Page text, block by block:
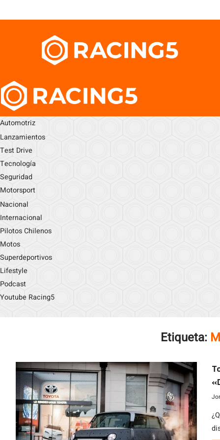
Automotriz
Lanzamientos
Test Drive
Tecnología
Seguridad
Motorsport
Nacional
Internacional
Pilotos Chilenos
Motos
Superdeportivos
Lifestyle
Podcast
Youtube Racing5
Etiqueta: